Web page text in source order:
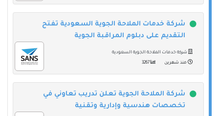
شركة خدمات الملاحة الجوية السعودية تفتح
التقديم على دبلوم المراقبة الجوية
شركة خدمات الملاحة الجوية السعودية
منذ شهرين
شركة الملاحة الجوية تعلن تدريب تعاوني في
تخصصات هندسية وإدارية وتقنية